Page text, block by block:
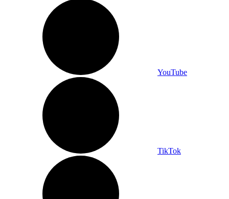
YouTube
TikTok